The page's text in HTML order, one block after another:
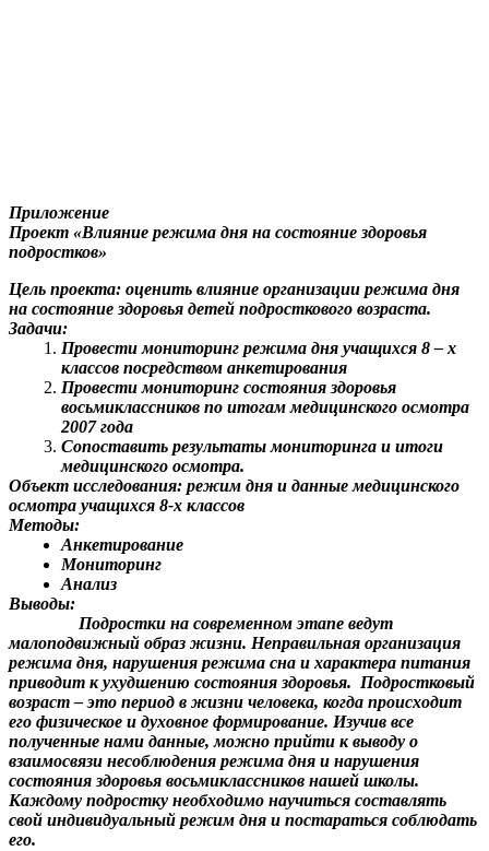
Приложение
Проект «Влияние режима дня на состояние здоровья
подростков»
Цель проекта: оценить влияние организации режима дня
на состояние здоровья детей подросткового возраста.
Задачи:
Провести мониторинг режима дня учащихся 8 – х
классов посредством анкетирования
Провести мониторинг состояния здоровья
восьмиклассников по итогам медицинского осмотра
2007 года
Сопоставить результаты мониторинга и итоги
медицинского осмотра.
Объект исследования: режим дня и данные медицинского
осмотра учащихся 8-х классов
Методы:
Анкетирование
Мониторинг
Анализ
Выводы:
Подростки на современном этапе ведут
малоподвижный образ жизни. Неправильная организация
режима дня, нарушения режима сна и характера питания
приводит к ухудшению состояния здоровья. Подростковый
возраст – это период в жизни человека, когда происходит
его физическое и духовное формирование. Изучив все
полученные нами данные, можно прийти к выводу о
взаимосвязи несоблюдения режима дня и нарушения
состояния здоровья восьмиклассников нашей школы.
Каждому подростку необходимо научиться составлять
свой индивидуальный режим дня и постараться соблюдать
его.